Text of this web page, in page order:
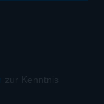
zur Kenntnis